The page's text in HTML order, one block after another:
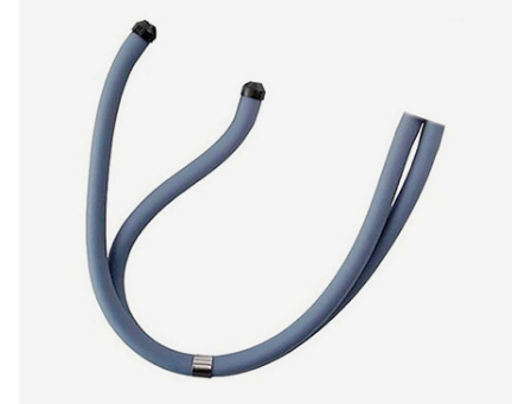
политикой конфиденциальности